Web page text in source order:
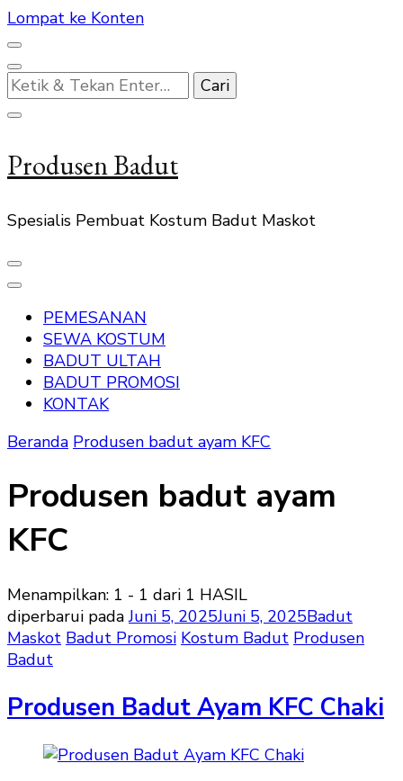
Lompat ke Konten
Mencari
Sesuatu?
Produsen Badut
Spesialis Pembuat Kostum Badut Maskot
PEMESANAN
SEWA KOSTUM
BADUT ULTAH
BADUT PROMOSI
KONTAK
Beranda Produsen badut ayam KFC
Produsen badut ayam
KFC
Menampilkan: 1 - 1 dari 1 HASIL
diperbarui padaJuni 5, 2025Juni 5, 2025Badut
Maskot Badut Promosi Kostum Badut Produsen
Badut
Produsen Badut Ayam KFC Chaki